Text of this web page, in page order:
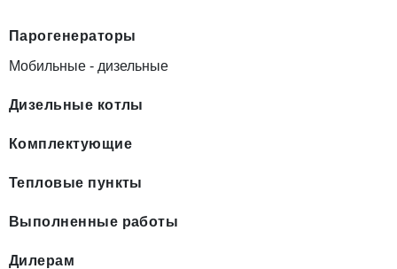
Парогенераторы
Мобильные - дизельные
Дизельные котлы
Комплектующие
Тепловые пункты
Выполненные работы
Дилерам